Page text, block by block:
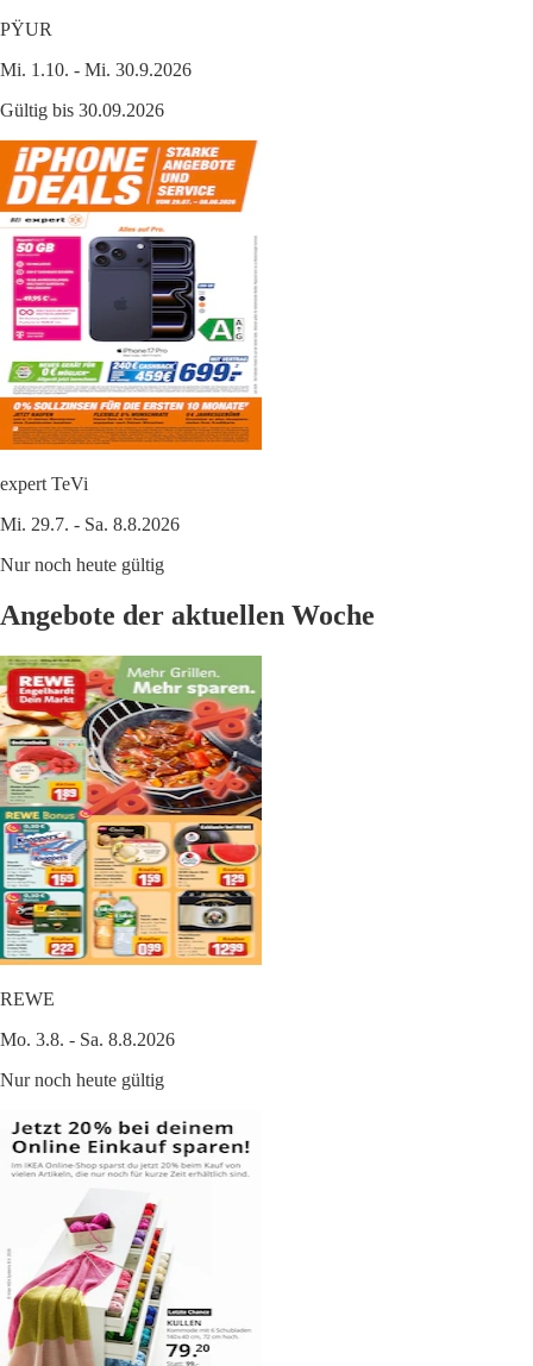
PŸUR
Mi. 1.10. - Mi. 30.9.2026
Gültig bis 30.09.2026
expert TeVi
Mi. 29.7. - Sa. 8.8.2026
Nur noch heute gültig
Angebote der aktuellen Woche
REWE
Mo. 3.8. - Sa. 8.8.2026
Nur noch heute gültig